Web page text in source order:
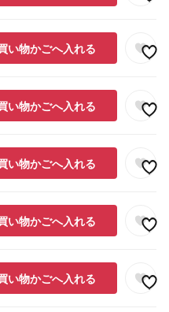
い物かごへ入れる
い物かごへ入れる
い物かごへ入れる
い物かごへ入れる
い物かごへ入れる